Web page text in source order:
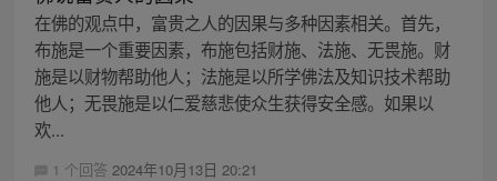
在佛的观点中，富贵之人的因果与多种因素相关。首先，
布施是一个重要因素，布施包括财施、法施、无畏施。财
施是以财物帮助他人；法施是以所学佛法及知识技术帮助
他人；无畏施是以仁爱慈悲使众生获得安全感。如果以
欢...
1 个回答 2024年10月13日 20:21